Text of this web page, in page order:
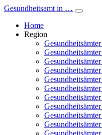
Gesundheitsamt in …
Home
Region